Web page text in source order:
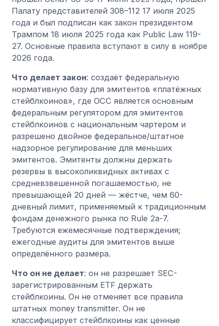
Палату представителей 308–112 17 июля 2025
года и был подписан как закон президентом
Трампом 18 июля 2025 года как Public Law 119-
27. Основные правила вступают в силу в ноябре
2026 года.
Что делает закон: создаёт федеральную
нормативную базу для эмитентов «платёжных
стейблкоинов», где OCC является основным
федеральным регулятором для эмитентов
стейблкоинов с национальным чартером и
разрешено двойное федеральное/штатное
надзорное регулирование для меньших
эмитентов. Эмитенты должны держать
резервы в высоколиквидных активах с
средневзвешенной погашаемостью, не
превышающей 20 дней — жёстче, чем 60-
дневный лимит, применяемый к традиционным
фондам денежного рынка по Rule 2a-7.
Требуются ежемесячные подтверждения;
ежегодные аудиты для эмитентов выше
определённого размера.
Что он не делает: он не разрешает SEC-
зарегистрированным ETF держать
стейблкоины. Он не отменяет все правила
штатных money transmitter. Он не
классифицирует стейблкоины как ценные